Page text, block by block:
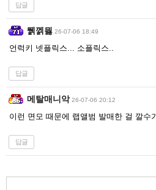
답글
뛝껡믫 26-07-06 18:49
언럭키 넷플릭스... 소플릭스..
답글
메탈매니악 26-07-06 20:12
이런 면모 때문에 랩앨범 발매한 걸 깔수
답글